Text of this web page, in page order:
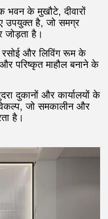
भवन के मुखौटे, दीवारों
उपयुक्त है, जो समग्र
जोड़ता है।
रसोई और लिविंग रूम के
परिष्कृत माहौल बनाने के
दुकानों और कार्यालयों के
जो समकालीन और
है।